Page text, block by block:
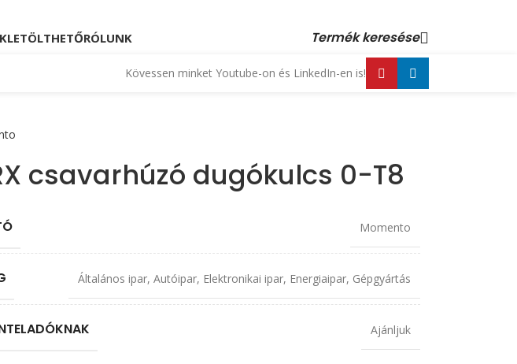
LETÖLTHETŐRÓLUNK Termék keresése
Kövessen minket Youtube-on és LinkedIn-en is!
csavarhúzó dugókulcs 0-T8
Momento
Általános ipar, Autóipar, Elektronikai ipar, Energiaipar, Gépgyártás
Ajánljuk